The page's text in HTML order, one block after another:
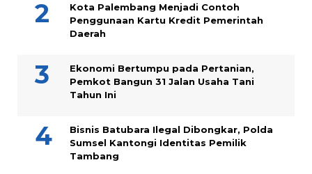
Kota Palembang Menjadi Contoh
Penggunaan Kartu Kredit Pemerintah
Daerah
Ekonomi Bertumpu pada Pertanian,
Pemkot Bangun 31 Jalan Usaha Tani
Tahun Ini
Bisnis Batubara Ilegal Dibongkar, Polda
Sumsel Kantongi Identitas Pemilik
Tambang